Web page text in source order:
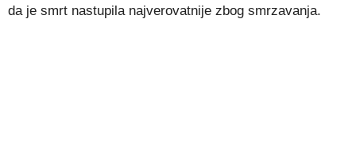
da je smrt nastupila najverovatnije zbog smrzavanja.